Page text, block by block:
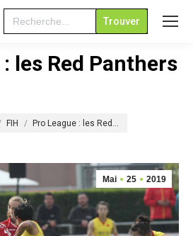
Search
for:
les Red Panthers
FIH Pro League : les Red…
Mai 25 2019